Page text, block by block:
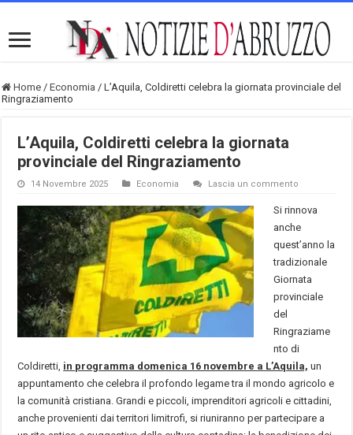
Home / Economia / L’Aquila, Coldiretti celebra la giornata provinciale del
Ringraziamento
L’Aquila, Coldiretti celebra la giornata
provinciale del Ringraziamento
14 Novembre 2025 Economia Lascia un commento
Si rinnova
anche
quest’anno la
tradizionale
Giornata
provinciale
del
Ringraziame
nto di
Coldiretti, in programma domenica 16 novembre a L’Aquila, un
appuntamento che celebra il profondo legame tra il mondo agricolo e
la comunità cristiana. Grandi e piccoli, imprenditori agricoli e cittadini,
anche provenienti dai territori limitrofi, si riuniranno per partecipare a